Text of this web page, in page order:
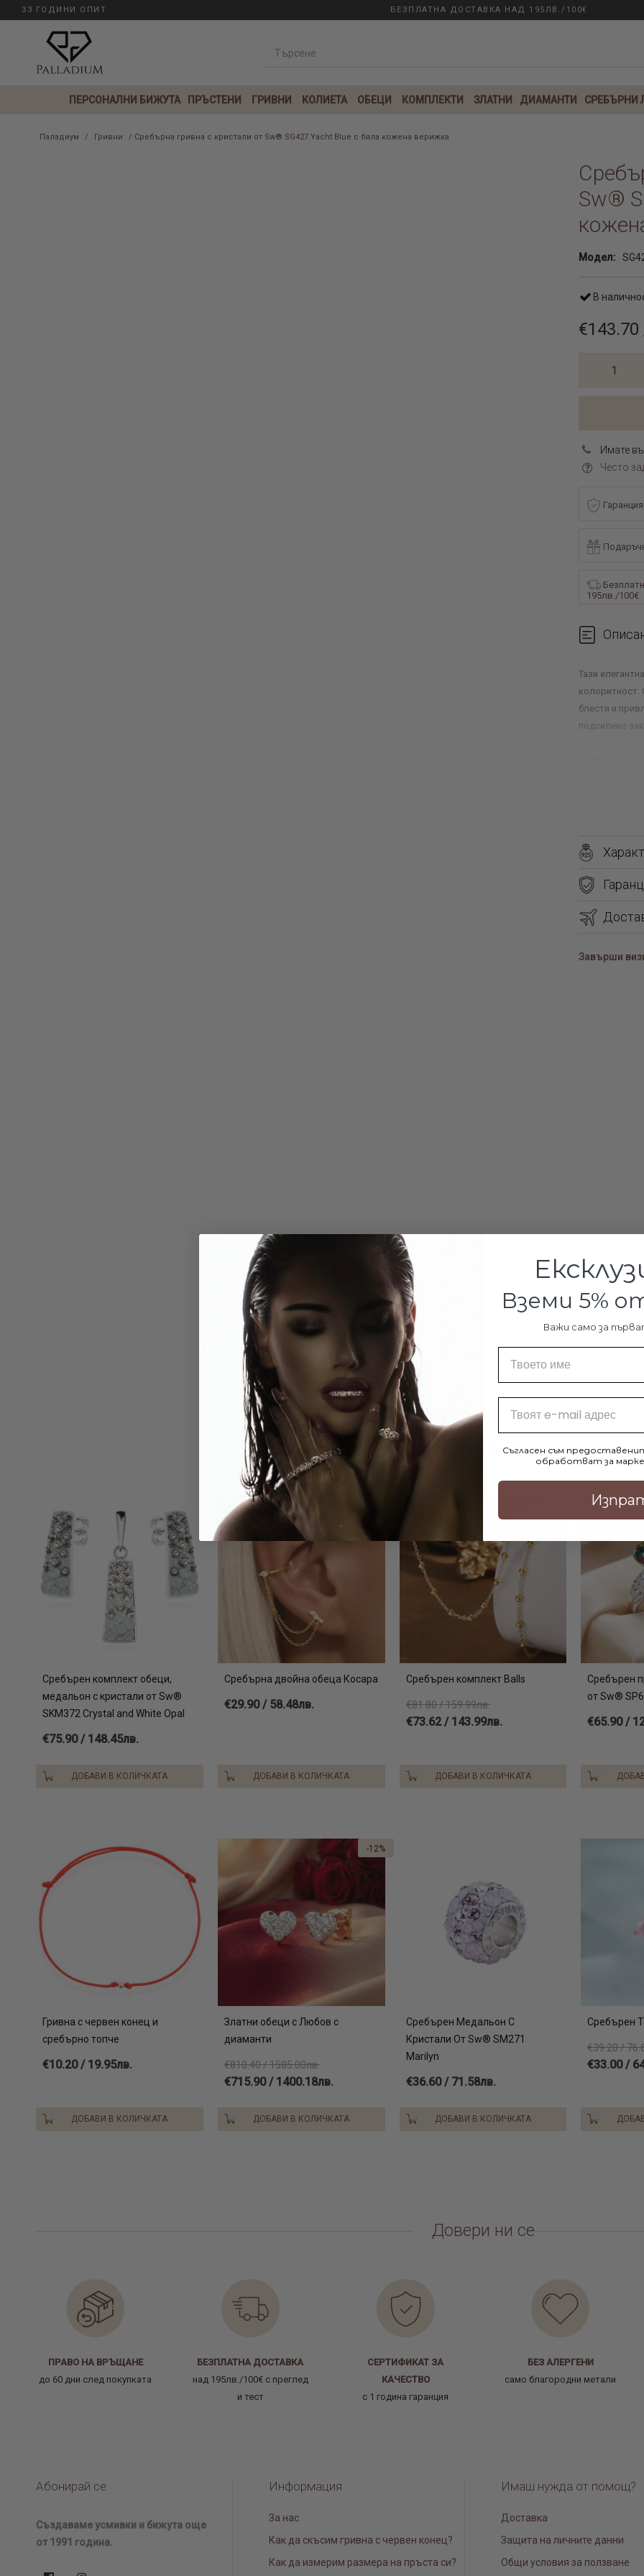
33 ГОДИНИ ОПИТ БЕЗПЛАТНА ДОСТАВКА НАД 195ЛВ./100€
ПЕРСОНАЛНИ БИЖУТА ПРЪСТЕНИ ГРИВНИ КОЛИЕТА ОБЕЦИ КОМПЛЕКТИ ЗЛАТНИ ДИАМАНТИ СРЕБЪРНИ
Паладиум / Гривни / Сребърна гривна с кристали от Sw® SG427 Yacht Blue с бяла кожена верижка
Sw®
Модел:
В
Имате
Често
195лв./100€
Тази
колоритност.
блести и
подсилено
Завърши
€43.90 /
МОЖЕ ДА ХАРЕСАТЕ И:
Сребърен комплект обеци,
медальон с кристали от Sw®
SKM372 Crystal and White Opal
€75.90 / 148.45лв.
ДОБАВИ В КОЛИЧКАТА
Сребърна двойна обеца Косара
€29.90 / 58.48лв.
ДОБАВИ В КОЛИЧКАТА
Сребърен комплект Balls
€81.80 / 159.99лв.
€73.62 / 143.99лв.
ДОБАВИ В КОЛИЧКАТА
Сребърен
от Sw®
€65.90 /
Гривна с червен конец и
сребърно топче
€10.20 / 19.95лв.
ДОБАВИ В КОЛИЧКАТА
Златни обеци с Любов с
диаманти
€810.40 / 1585.00лв.
€715.90 / 1400.18лв.
ДОБАВИ В КОЛИЧКАТА
-12%
Сребърен Медальон С
Кристали От Sw® SM271
Marilyn
€36.60 / 71.58лв.
ДОБАВИ В КОЛИЧКАТА
Сребърен
€39.20 /
€33.00 /
Довери ни се
ПРАВО НА ВРЪЩАНЕ
до 60 дни след покупката
БЕЗПЛАТНА ДОСТАВКА
над 195лв./100€ с преглед
и тест
СЕРТИФИКАТ ЗА
КАЧЕСТВО
с 1 година гаранция
БЕЗ АЛЕРГЕНИ
само благородни метали
Абонирай се
Създаваме усмивки и бижута още
от 1991 година.
Информация
За нас
Как да скъсим гривна с червен конец?
Как да измерим размера на пръста си?
Имаш нужда от помощ?
Доставка
Защита на личните данни
Общи условия за ползване
Вземи 5%
Важи само за
Съгласен съм
обработват за